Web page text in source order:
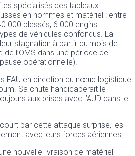
spécialisés des tableaux
en hommes et matériel : entre
000 blessés, 6 000 engins
de véhicules confondus. La
stagnation à partir du mois de
de l’OMS dans une période de
opérationnelle).
FAU en direction du nœud logistique
Sa chute handicaperait le
aux prises avec l’AUD dans le
par cette attaque surprise, les
avec leurs forces aériennes.
nouvelle livraison de matériel